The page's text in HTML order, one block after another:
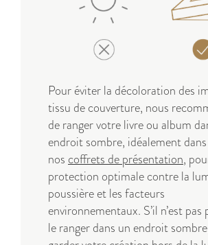
Pour éviter la décoloration des
tissu de couverture, nous
de ranger votre livre ou album
endroit sombre, idéalement dans
nos coffrets de présentation,
protection optimale contre la
poussière et les facteurs
environnementaux. S’il n’est
le ranger dans un endroit